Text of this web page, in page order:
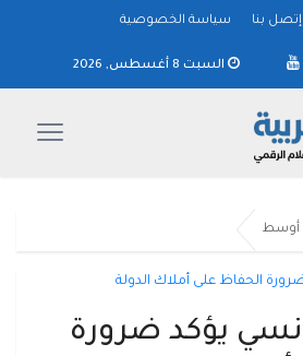
إتصل بنا سياسة الخصوصية
السبت 8 أغسطس, 2026
أوسط
يؤكد ضرورة